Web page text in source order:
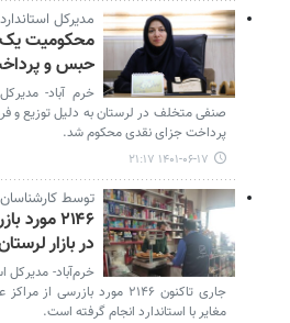
مدیرکل
محکومیت یک
حبس و
خرم آباد-
صنفی متخلف در لرستان به دلیل توزیع و
پرداخت جزای نقدی محکوم شد.
۱۴۰۱-۰۶-۱۷ ۲۱:۱۷
توسط کارشناسان
۲۱۴۶
در بازار
خرم‌آباد- مدیرکل
جاری تاکنون ۲۱۴۶ مورد
مغایر با استاندارد انجام گرفته است.